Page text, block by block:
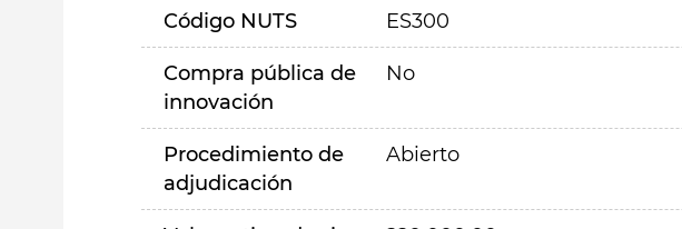
Código NUTS ES300
Compra pública de
innovación
No
Procedimiento de
adjudicación
Abierto